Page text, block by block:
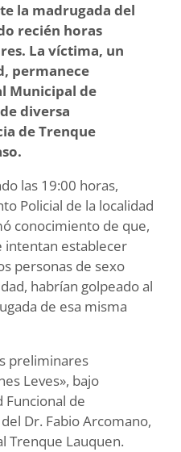
la madrugada del
recién horas
La víctima, un
permanece
Municipal de
diversa
de Trenque
las 19:00 horas,
Policial de la localidad
conocimiento de que,
intentan establecer
personas de sexo
habrían golpeado al
de esa misma
preliminares
Leves», bajo
Funcional de
Dr. Fabio Arcomano,
Trenque Lauquen.